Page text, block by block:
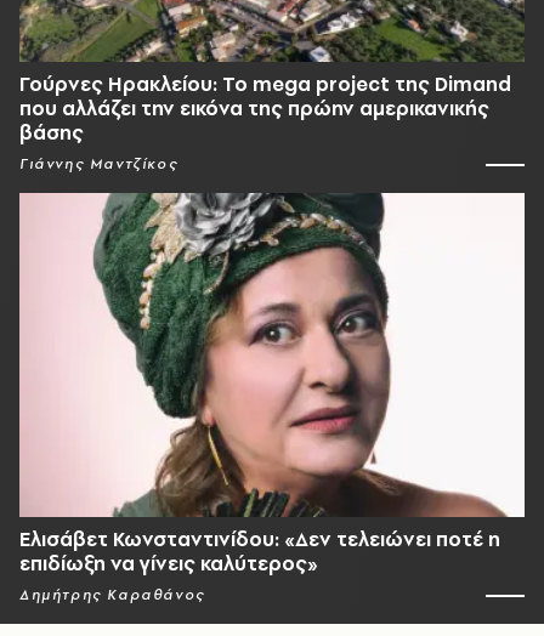
Γούρνες Ηρακλείου: To mega project της Dimand
που αλλάζει την εικόνα της πρώην αμερικανικής
βάσης
Γιάννης Μαντζίκος
Ελισάβετ Κωνσταντινίδου: «Δεν τελειώνει ποτέ η
επιδίωξη να γίνεις καλύτερος»
Δημήτρης Καραθάνος